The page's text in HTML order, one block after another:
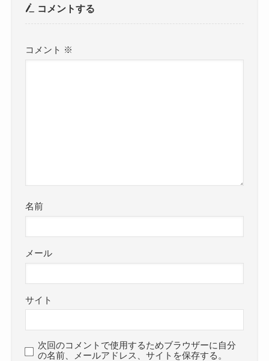
コメントする
コメント ※
名前
メール
サイト
次回のコメントで使用するためブラウザーに自分
の名前、メールアドレス、サイトを保存する。